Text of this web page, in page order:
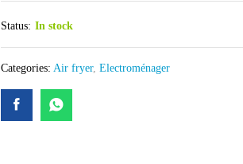
Status: In stock
Categories: Air fryer, Electroménager